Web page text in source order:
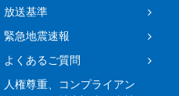
放送基準
緊急地震速報
よくあるご質問
人権尊重、コンプライアン